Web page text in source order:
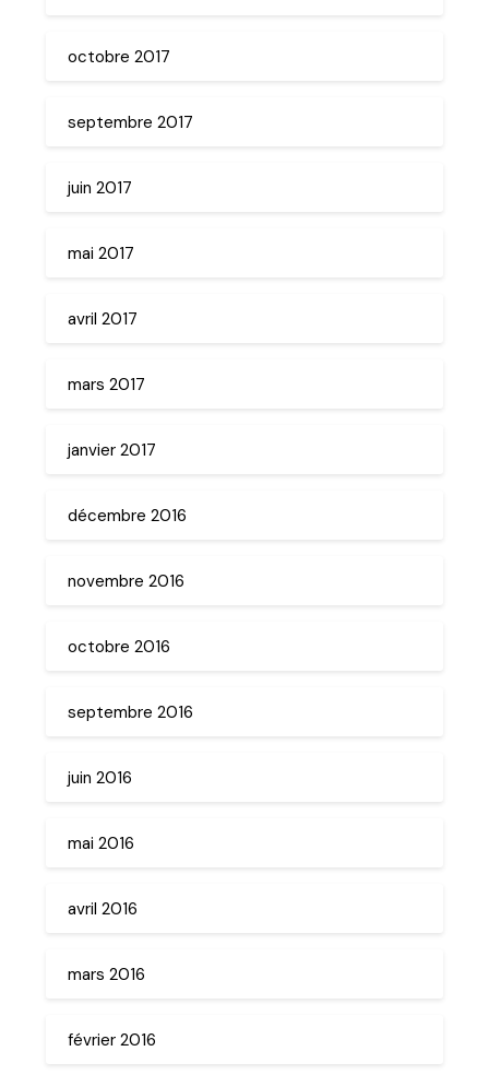
octobre 2017
septembre 2017
juin 2017
mai 2017
avril 2017
mars 2017
janvier 2017
décembre 2016
novembre 2016
octobre 2016
septembre 2016
juin 2016
mai 2016
avril 2016
mars 2016
février 2016